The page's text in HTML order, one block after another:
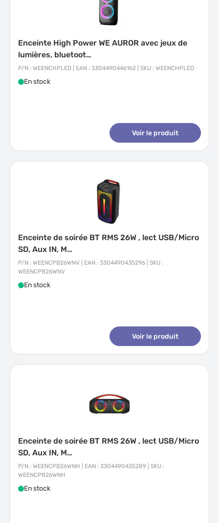
Enceinte High Power WE AUROR avec jeux de
lumières, bluetoot…
P/N : WEENCHPLED | EAN : 3304490446162 | SKU : WEENCHPLED
En stock
Voir le produit
Enceinte de soirée BT RMS 26W , lect USB/Micro
SD, Aux IN, M…
P/N : WEENCPB26WNV | EAN : 3304490435296 | SKU :
WEENCPB26WNV
En stock
Voir le produit
Enceinte de soirée BT RMS 26W , lect USB/Micro
SD, Aux IN, M…
P/N : WEENCPB26WNH | EAN : 3304490435289 | SKU :
WEENCPB26WNH
En stock